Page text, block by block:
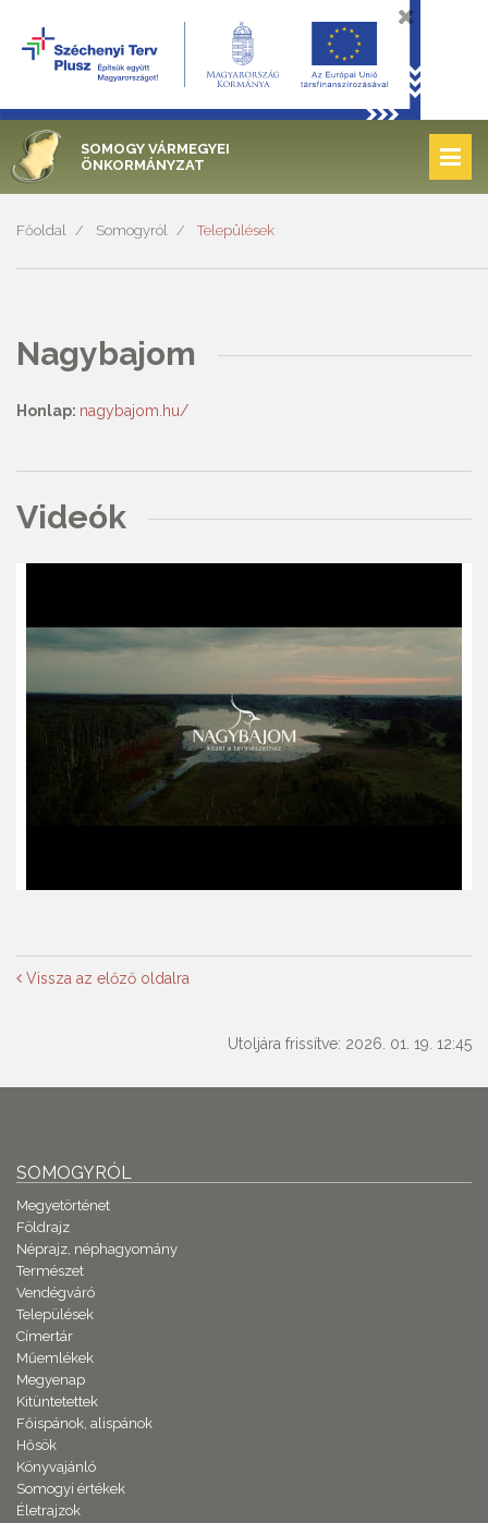
SOMOGY VÁRMEGYEI
ÖNKORMÁNYZAT
Főoldal Somogyról Települések
Nagybajom
Honlap: nagybajom.hu/
Videók
Vissza az előző oldalra
Utoljára frissítve: 2026. 01. 19. 12:45
SOMOGYRÓL
Megyetörténet
Földrajz
Néprajz, néphagyomány
Természet
Vendégváró
Települések
Címertár
Műemlékek
Megyenap
Kitüntetettek
Főispánok, alispánok
Hősök
Könyvajánló
Somogyi értékek
Életrajzok